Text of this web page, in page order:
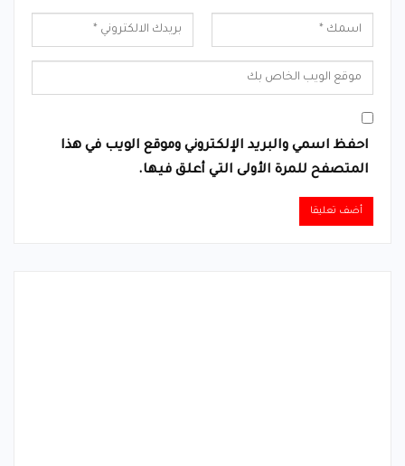
احفظ اسمي والبريد الإلكتروني وموقع الويب في هذا
المتصفح للمرة الأولى التي أعلق فيها.